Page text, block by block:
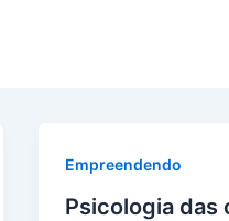
Empreendendo
Psicologia das